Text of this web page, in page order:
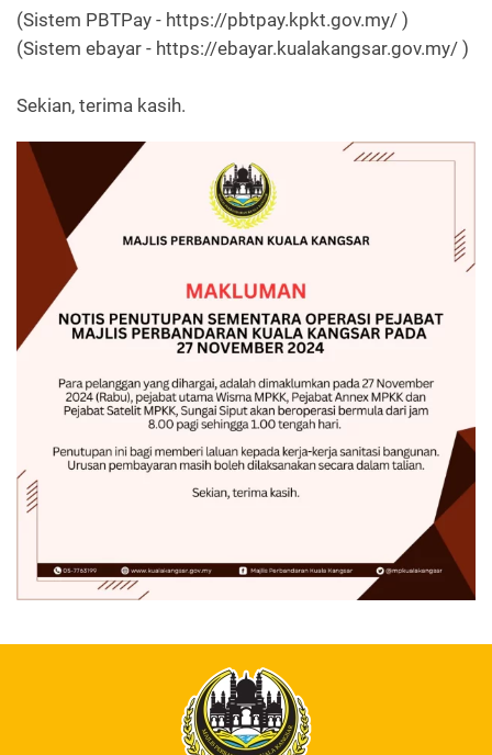
(Sistem PBTPay - https://pbtpay.kpkt.gov.my/ )
(Sistem ebayar - https://ebayar.kualakangsar.gov.my/ )
Sekian, terima kasih.